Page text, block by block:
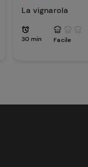
La vignarola
30 min Facile